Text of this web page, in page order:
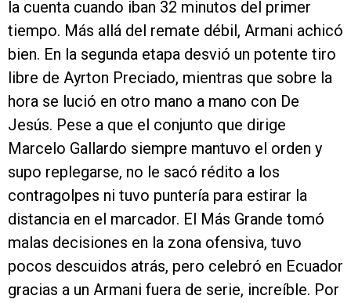
la cuenta cuando iban 32 minutos del primer
tiempo. Más allá del remate débil, Armani achicó
bien. En la segunda etapa desvió un potente tiro
libre de Ayrton Preciado, mientras que sobre la
hora se lució en otro mano a mano con De
Jesús. Pese a que el conjunto que dirige
Marcelo Gallardo siempre mantuvo el orden y
supo replegarse, no le sacó rédito a los
contragolpes ni tuvo puntería para estirar la
distancia en el marcador. El Más Grande tomó
malas decisiones en la zona ofensiva, tuvo
pocos descuidos atrás, pero celebró en Ecuador
gracias a un Armani fuera de serie, increíble. Por